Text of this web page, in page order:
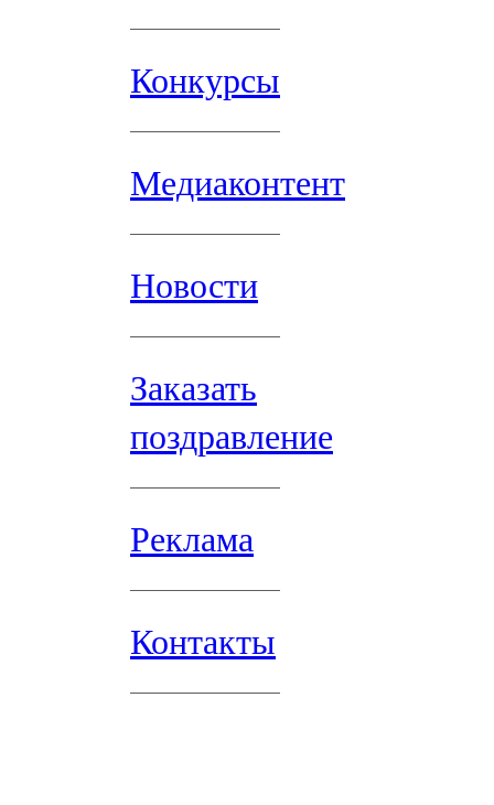
Конкурсы
Медиаконтент
Новости
Заказать
поздравление
Реклама
Контакты